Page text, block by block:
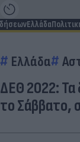
Ελλάδα
Ελλάδα
ΔΕΘ 2022: Τα
το Σάββατο,